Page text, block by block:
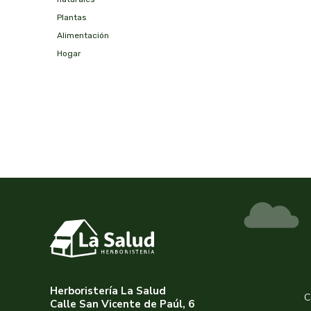
plantas
alimentación
hogar
Herboristería La Salud
Calle San Vicente de Paúl, 6